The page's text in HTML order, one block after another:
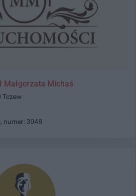
Małgorzata Michaś
Tczew
, numer: 3048